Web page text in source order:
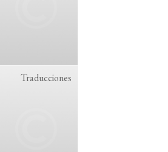
Traducciones